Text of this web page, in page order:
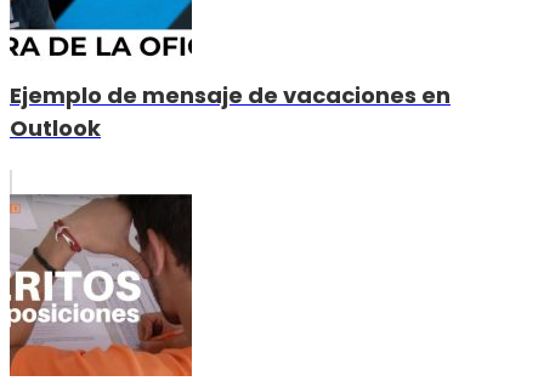
Ejemplo de mensaje de vacaciones en
Outlook